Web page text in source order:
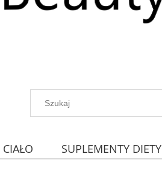
CIAŁO SUPLEMENTY DIETY